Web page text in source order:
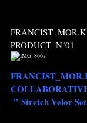
Safari 12_2018
Published on 10月 24,
2018 SS